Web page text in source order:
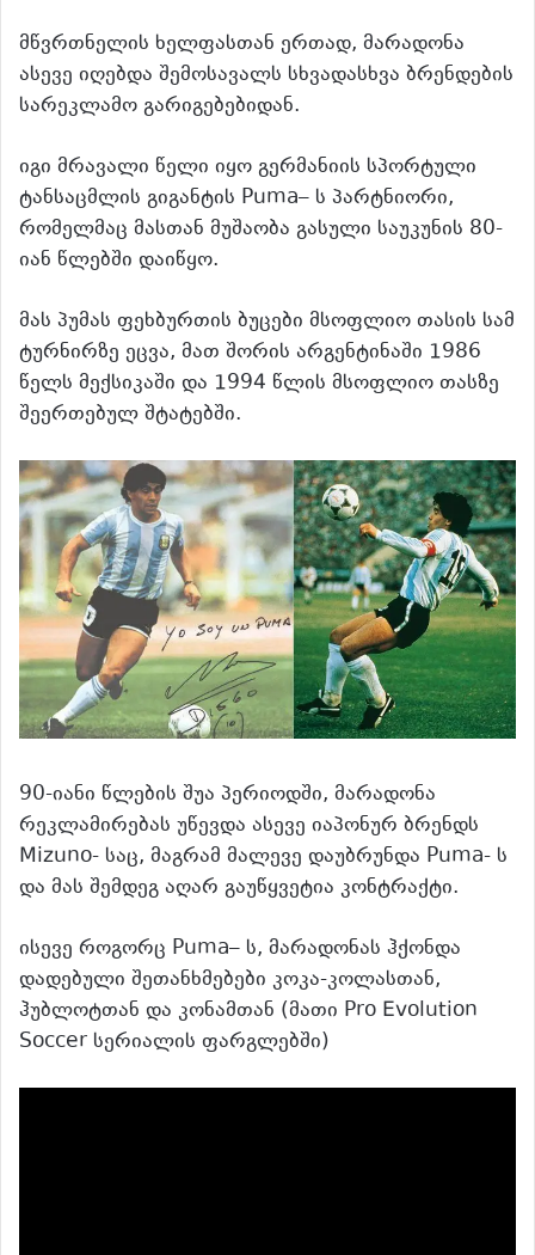
მწვრთნელის ხელფასთან ერთად, მარადონა
ასევე იღებდა შემოსავალს სხვადასხვა ბრენდების
სარეკლამო გარიგებებიდან.
იგი მრავალი წელი იყო გერმანიის სპორტული
ტანსაცმლის გიგანტის Puma– ს პარტნიორი,
რომელმაც მასთან მუშაობა გასული საუკუნის 80-
იან წლებში დაიწყო.
მას პუმას ფეხბურთის ბუცები მსოფლიო თასის სამ
ტურნირზე ეცვა, მათ შორის არგენტინაში 1986
წელს მექსიკაში და 1994 წლის მსოფლიო თასზე
შეერთებულ შტატებში.
90-იანი წლების შუა პერიოდში, მარადონა
რეკლამირებას უწევდა ასევე იაპონურ ბრენდს
Mizuno- საც, მაგრამ მალევე დაუბრუნდა Puma- ს
და მას შემდეგ აღარ გაუწყვეტია კონტრაქტი.
ისევე როგორც Puma– ს, მარადონას ჰქონდა
დადებული შეთანხმებები კოკა-კოლასთან,
ჰუბლოტთან და კონამთან (მათი Pro Evolution
Soccer სერიალის ფარგლებში)